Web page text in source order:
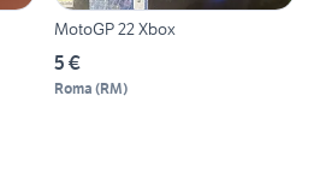
MotoGP 22 Xbox
5 €
Roma (RM)